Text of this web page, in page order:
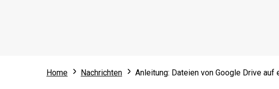
Home Nachrichten Anleitung: Dateien von Google Drive